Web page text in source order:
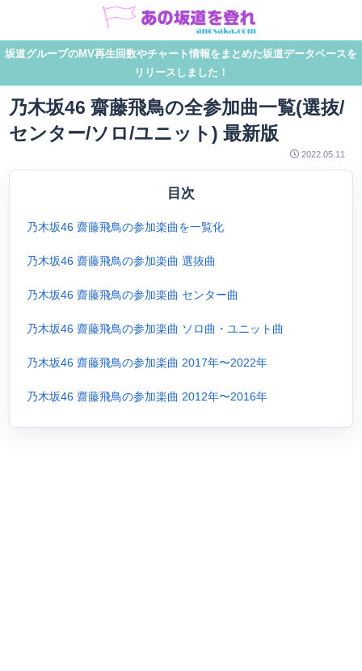
坂道グループのMV再生回数やチャート情報をまとめた坂道データベースを
リリースしました！
乃木坂46 齋藤飛鳥の全参加曲一覧(選抜/
センター/ソロ/ユニット) 最新版
2022.05.11
目次
乃木坂46 齋藤飛鳥の参加楽曲を一覧化
乃木坂46 齋藤飛鳥の参加楽曲 選抜曲
乃木坂46 齋藤飛鳥の参加楽曲 センター曲
乃木坂46 齋藤飛鳥の参加楽曲 ソロ曲・ユニット曲
乃木坂46 齋藤飛鳥の参加楽曲 2017年〜2022年
乃木坂46 齋藤飛鳥の参加楽曲 2012年〜2016年